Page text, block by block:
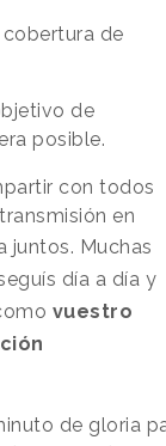
de
de
posible.
con todos
en
juntos. Muchas
día a día y
vuestro
de gloria